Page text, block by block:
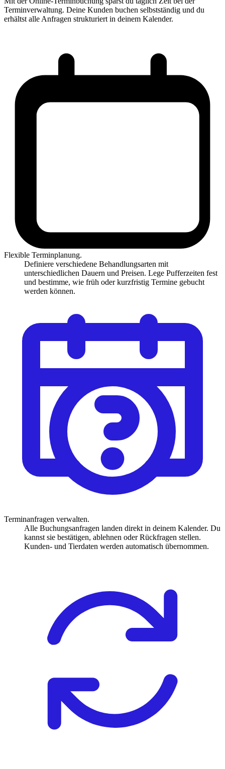
Terminverwaltung. Deine Kunden buchen selbstständig und du
erhältst alle Anfragen strukturiert in deinem Kalender.
Flexible Terminplanung.
Definiere verschiedene Behandlungsarten mit
unterschiedlichen Dauern und Preisen. Lege Pufferzeiten fest
und bestimme, wie früh oder kurzfristig Termine gebucht
werden können.
Terminanfragen verwalten.
Alle Buchungsanfragen landen direkt in deinem Kalender. Du
kannst sie bestätigen, ablehnen oder Rückfragen stellen.
Kunden- und Tierdaten werden automatisch übernommen.